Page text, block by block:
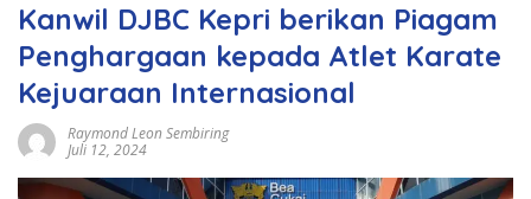
Kanwil DJBC Kepri berikan Piagam
Penghargaan kepada Atlet Karate
Kejuaraan Internasional
Raymond Leon Sembiring
Juli 12, 2024